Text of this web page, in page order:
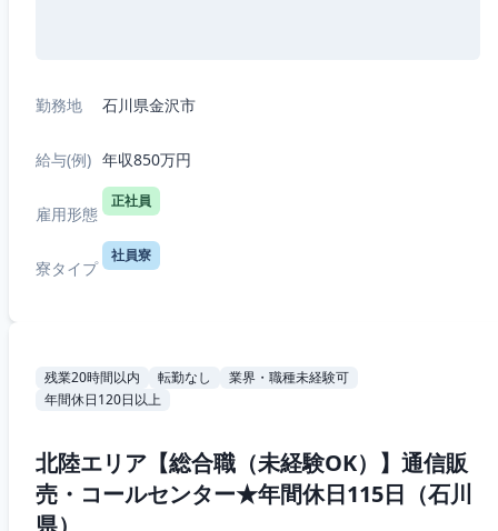
勤務地 石川県金沢市
給与(例) 年収850万円
雇用形態
正社員
寮タイプ
社員寮
残業20時間以内 転勤なし
業界・職種未経験可
年間休日120日以上
北陸エリア【総合職（未経験OK）】通信販
売・コールセンター★年間休日115日（石川
県）